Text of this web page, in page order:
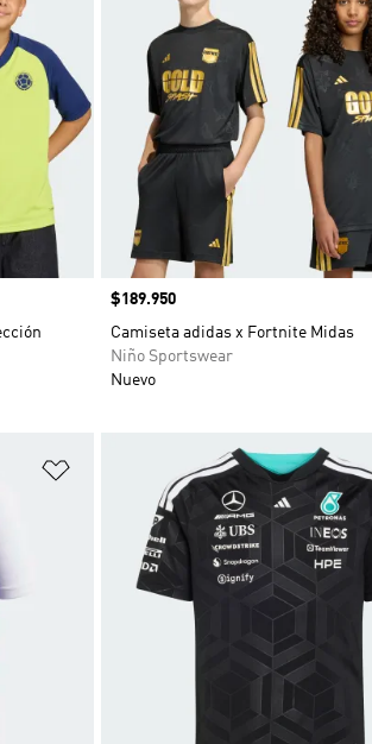
Precio
$189.950
Camiseta adidas x Fortnite Midas
Niño Sportswear
Nuevo
Añadir a la lista de deseos